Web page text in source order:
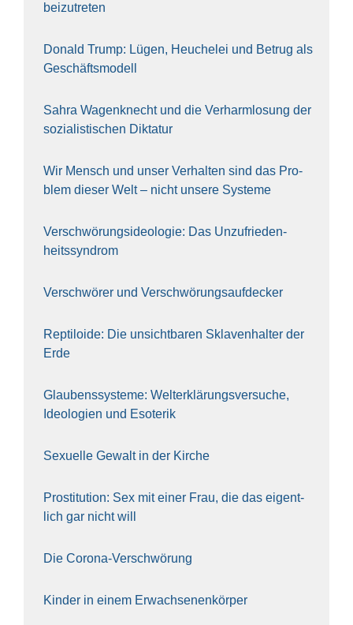
bei­zu­tre­ten
Donald Trump: Lügen, Heu­che­lei und Betrug als
Geschäfts­mo­dell
Sahra Wagen­knecht und die Ver­harm­lo­sung der
sozia­lis­ti­schen Dik­ta­tur
Wir Mensch und unser Ver­hal­ten sind das Pro­
blem die­ser Welt – nicht unse­re Sys‍te‍me
Ver­schwö­rungs­ideo­lo­gie: Das Unzufrieden­
heitssyndrom
Ver­schwö­rer und Verschwörungs­aufdecker
Rep­ti­lo­ide: Die unsicht­ba­ren Skla­ven­hal­ter der
Erde
Glau­bens­sys­te­me: Welt­erklä­rungs­ver­su­che,
Ideo­lo­gien und Eso­te­rik
Sexu­el­le Gewalt in der Kir­che
Pro­sti­tu­ti­on: Sex mit einer Frau, die das eigent­
lich gar nicht will
Die Coro­na-Ver­schwö­rung
Kin­der in einem Erwach­se­nen­kör­per